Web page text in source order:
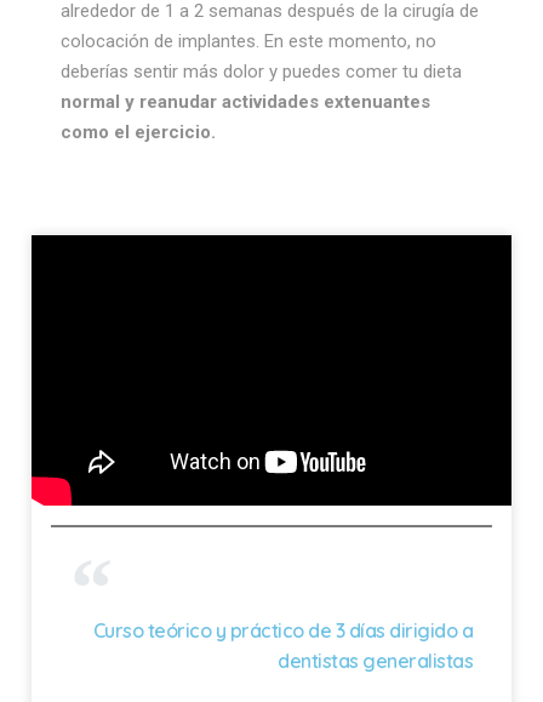
alrededor de 1 a 2 semanas después de la cirugía de
colocación de implantes. En este momento, no
deberías sentir más dolor y puedes comer tu dieta
normal y reanudar actividades extenuantes
como el ejercicio.
Curso teórico y práctico de 3 días dirigido a
dentistas generalistas